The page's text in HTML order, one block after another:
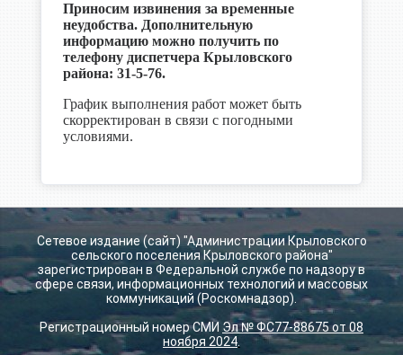
Приносим извинения за временные
неудобства. Дополнительную
информацию можно получить по
телефону диспетчера Крыловского
района: 31-5-76.
График выполнения работ может быть
скорректирован в связи с погодными
условиями.
Сетевое издание (сайт) "Администрации Крыловского
сельского поселения Крыловского района"
зарегистрирован в Федеральной службе по надзору в
сфере связи, информационных технологий и массовых
коммуникаций (Роскомнадзор).
Регистрационный номер СМИ Эл № ФС77-88675 от 08
ноября 2024